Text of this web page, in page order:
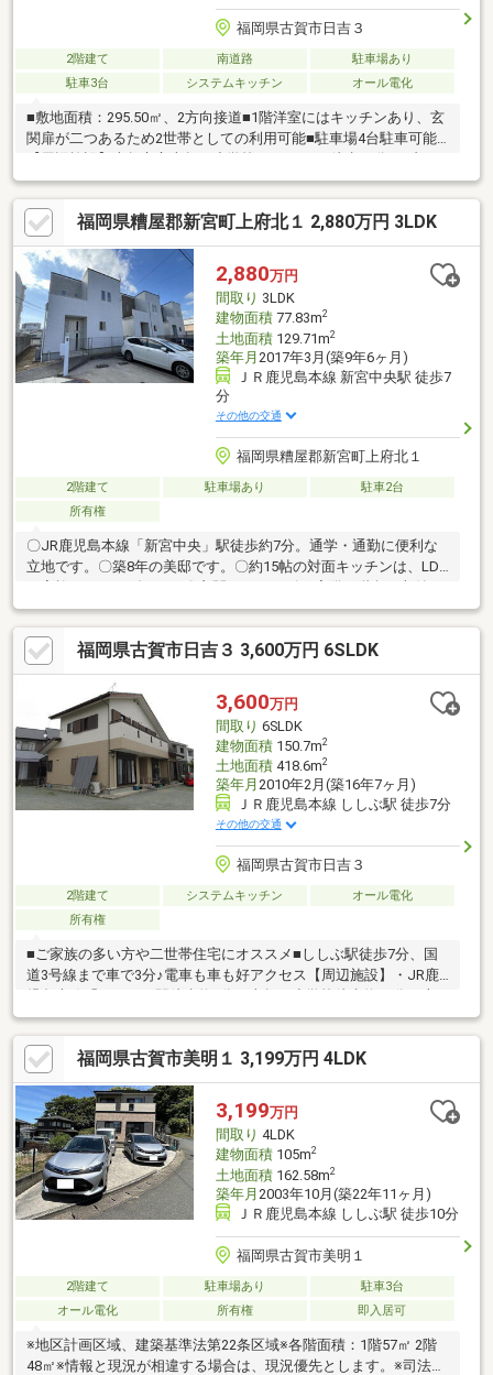
福岡県古賀市日吉３
2階建て 南道路
駐車場あり
駐車3台
システムキッチン オール電化
■敷地面積：295.50㎡、2方向接道■1階洋室にはキッチンあり、玄
関扉が二つあるため2世帯としての利用可能■駐車場4台駐車可能
レブン古賀日吉3丁目南店まで340m 徒歩5分ドラックストアモリ
古賀日吉店まで200m 徒歩3分
福岡県糟屋郡新宮町上府北１ 2,880万円 3LDK
2,880万円
間取り 3LDK
建物面積77.83m2
土地面積129.71m2
築年月 2017年3月(築9年6ヶ月)
ＪＲ鹿児島本線 新宮中央駅 徒歩7
分
その他の交通
福岡県糟屋郡新宮町上府北１
2階建て 駐車場あり
駐車2台
所有権
〇JR鹿児島本線「新宮中央」駅徒歩約7分。通学・通勤に便利な
立地です。〇築8年の美邸です。〇約15帖の対面キッチンは、LDK
片付けが便利、水回りが近く家事動線も良好です。〇周辺は商業
施設や医療・教育施設が揃い生活しやすく便利です。子育てや普
段の買い物も安心な住環境です。〇全居室にクローゼットを備
え、約5.5帖の主寝室は収納豊富で窓からの採光も良好、ゆとりあ
る空間です。〇1階に浴室・洗面・トイレがまとまり家事導線が良
好です。〇リフォーム、リノベーションも承っております。〇内
覧の際はお気軽にお問い合わせください。
福岡県古賀市日吉３ 3,600万円 6SLDK
3,600万円
間取り 6SLDK
建物面積150.7m2
土地面積418.6m2
築年月 2010年2月(築16年7ヶ月)
ＪＲ鹿児島本線 ししぶ駅 徒歩7分
その他の交通
福岡県古賀市日吉３
2階建て システムキッチン
オール電化
所有権
■ご家族の多い方や二世帯住宅にオススメ■ししぶ駅徒歩7分、国
道3号線まで車で3分♪電車も車も好アクセス【周辺施設】・JR鹿
賀中学校徒歩約31分・セブンイレブン古賀日吉3丁目南店徒歩約3
分・ドラッグコスモス古賀中央店徒歩約19分・サンリブ古賀徒歩
約20分・サンドラッグ古賀店徒歩約20分・ハローデイ新宮中央店
徒歩約24分・古賀駅前郵便局徒歩約14分・福岡銀行古賀支店徒歩
約18分・西日本シティ銀行古賀支店徒歩約21分※所有者様居住中
の物件となります。内覧希望のお客様は、事前にご連絡をお願い
します。
福岡県古賀市美明１ 3,199万円 4LDK
3,199万円
間取り 4LDK
建物面積105m2
土地面積162.58m2
築年月 2003年10月(築22年11ヶ月)
ＪＲ鹿児島本線 ししぶ駅 徒歩10分
福岡県古賀市美明１
2階建て 駐車場あり
駐車3台
オール電化
所有権 即入居可
※地区計画区域、建築基準法第22条区域※各階面積：1階57㎡ 2階
48㎡※情報と現況が相違する場合は、現況優先とします。※司法書